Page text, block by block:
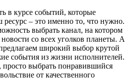
в курсе событий, которые
ресурс – это именно то, что нужно.
выбрать канал, на котором
со всех уголков планеты. А
широкий выбор крутой
события из жизни исполнителей.
просто выбрать понравившийся
от качественного